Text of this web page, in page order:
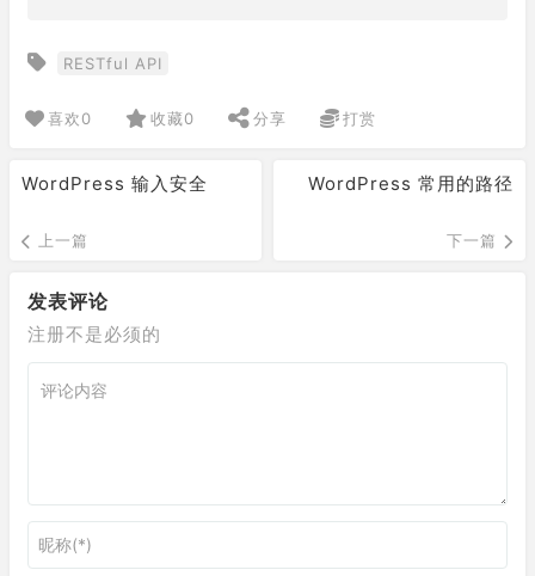
RESTful API
喜欢0 收藏0 分享 打赏
WordPress 输入安全
上一篇
WordPress 常用的路径
下一篇
发表评论
注册不是必须的